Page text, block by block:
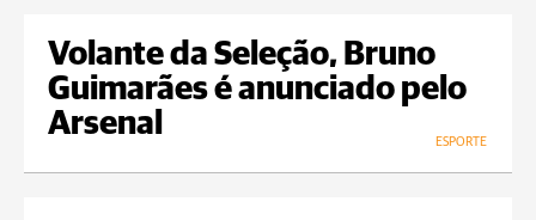
Volante da Seleção, Bruno
Guimarães é anunciado pelo
Arsenal
ESPORTE